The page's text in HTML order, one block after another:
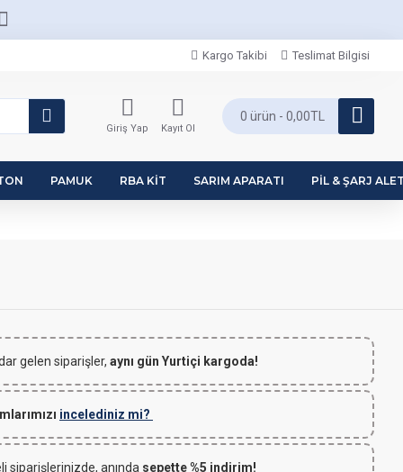
Kargo Takibi Teslimat Bilgisi
Giriş Yap Kayıt Ol
0 ürün - 0,00TL
PAMUK RBA KIT SARIM APARATI PIL & ŞARJ
gelen siparişler, aynı gün Yurtiçi kargoda!
incelediniz mi?
siparişlerinizde, anında sepette %5 indirim!